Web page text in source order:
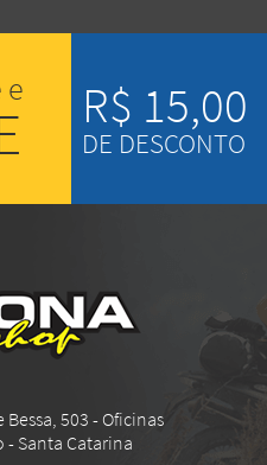
e R$ 15,00
DE DESCONTO
503 - Oficinas
- Santa Catarina